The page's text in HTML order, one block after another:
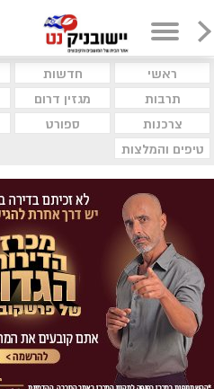
ראשי חדשות
תרבות
מגזין דרום
צרכנות
ספורט
טיפים והמלצות